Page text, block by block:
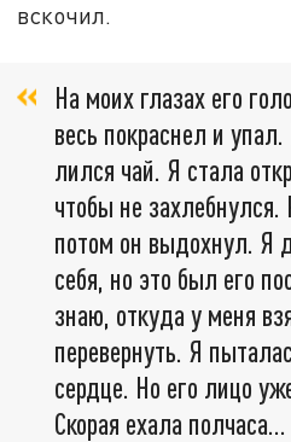
вскочил.
На моих глазах его
весь покраснел и
лился чай. Я стала
чтобы не захлебнулся.
потом он выдохнул. Я
себя, но это был его
знаю, откуда у меня
перевернуть. Я
сердце. Но его лицо
Скорая ехала полчаса…